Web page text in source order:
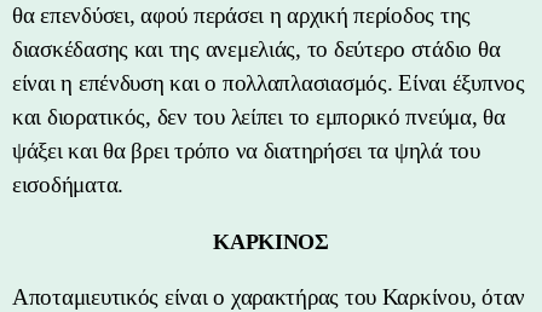
θα επενδύσει, αφού περάσει η αρχική περίοδος της
διασκέδασης και της ανεμελιάς, το δεύτερο στάδιο θα
είναι η επένδυση και ο πολλαπλασιασμός. Είναι έξυπνος
και διορατικός, δεν του λείπει το εμπορικό πνεύμα, θα
ψάξει και θα βρει τρόπο να διατηρήσει τα ψηλά του
εισοδήματα.
ΚΑΡΚΙΝΟΣ
Αποταμιευτικός είναι ο χαρακτήρας του Καρκίνου, όταν